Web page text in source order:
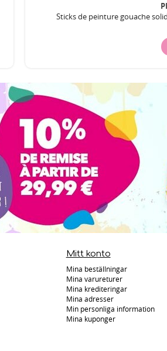
Sticks de peinture gouache
Mitt konto
Mina beställningar
Mina varureturer
Mina krediteringar
Mina adresser
Min personliga information
Mina kuponger